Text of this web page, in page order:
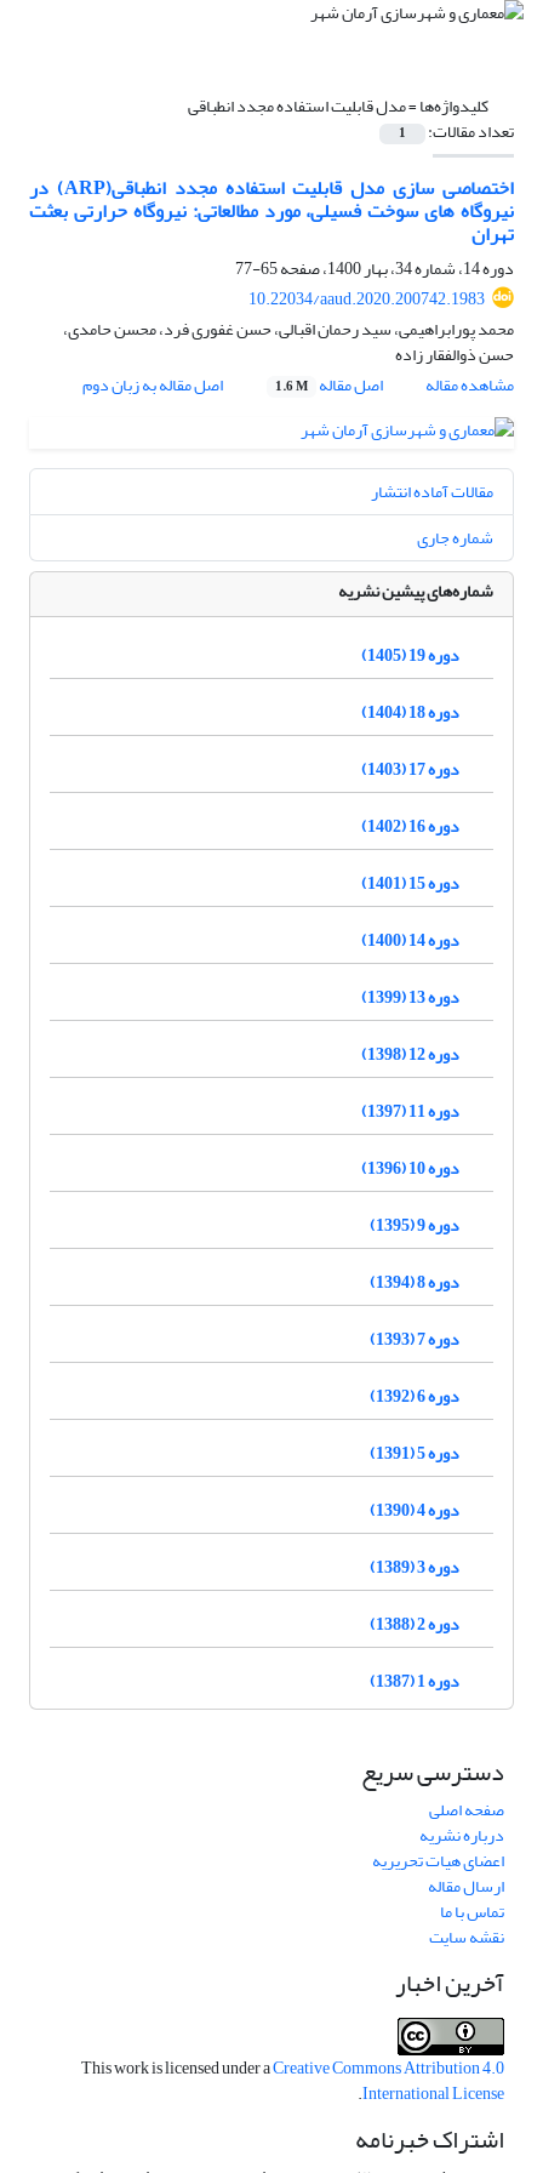
کلیدواژه‌ها =مدل قابلیت استفاده مجدد انطباقی
تعداد مقالات: 1
اختصاصی سازی مدل قابلیت استفاده مجدد انطباقی(ARP) در
نیروگاه های سوخت فسیلی، مورد مطالعاتی: نیروگاه حرارتی بعثت
تهران
دوره 14، شماره 34، بهار 1400، صفحه
65-77
10.22034/aaud.2020.200742.1983
محمد پورابراهیمی، سید رحمان اقبالی، حسن غفوری فرد، محسن حامدی،
حسن ذوالفقار زاده
مشاهده مقاله
اصل مقاله 1.6 M اصل مقاله به زبان دوم
مقالات آماده انتشار
شماره جاری
شماره‌های پیشین نشریه
دوره 19 (1405)
دوره 18 (1404)
دوره 17 (1403)
دوره 16 (1402)
دوره 15 (1401)
دوره 14 (1400)
دوره 13 (1399)
دوره 12 (1398)
دوره 11 (1397)
دوره 10 (1396)
دوره 9 (1395)
دوره 8 (1394)
دوره 7 (1393)
دوره 6 (1392)
دوره 5 (1391)
دوره 4 (1390)
دوره 3 (1389)
دوره 2 (1388)
دوره 1 (1387)
دسترسی سریع
صفحه اصلی
درباره نشریه
اعضای هیات تحریریه
ارسال مقاله
تماس با ما
نقشه سایت
آخرین اخبار
This work is licensed under aCreative Commons Attribution 4.0
International License
.
اشتراک خبرنامه